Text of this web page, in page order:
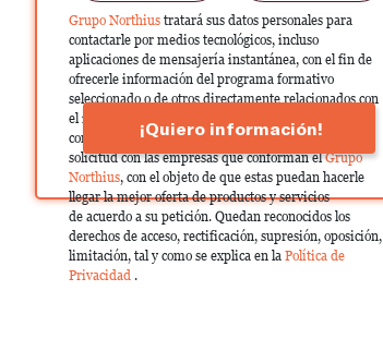
Grupo Northius tratará sus datos personales para
contactarle por medios tecnológicos, incluso
aplicaciones de mensajería instantánea, con el fin de
ofrecerle información del programa formativo
seleccionado o de otros directamente relacionados con
el interés manifestado y, en su caso, para tramitar la
contratación correspondiente. Compartiremos su
solicitud con las empresas que conforman elGrupo
Northius, con el objeto de que estas puedan hacerle
llegar la mejor oferta de productos y servicios
de acuerdo a su petición. Quedan reconocidos los
derechos de acceso, rectificación, supresión, oposición,
limitación, tal y como se explica en la Política de
Privacidad .
¡Quiero información!